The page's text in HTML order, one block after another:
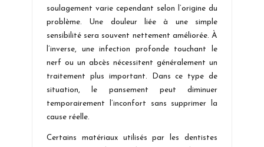
soulagement varie cependant selon l’origine du
problème. Une douleur liée à une simple
sensibilité sera souvent nettement améliorée. À
l’inverse, une infection profonde touchant le
nerf ou un abcès nécessitent généralement un
traitement plus important. Dans ce type de
situation, le pansement peut diminuer
temporairement l’inconfort sans supprimer la
cause réelle.
Certains matériaux utilisés par les dentistes